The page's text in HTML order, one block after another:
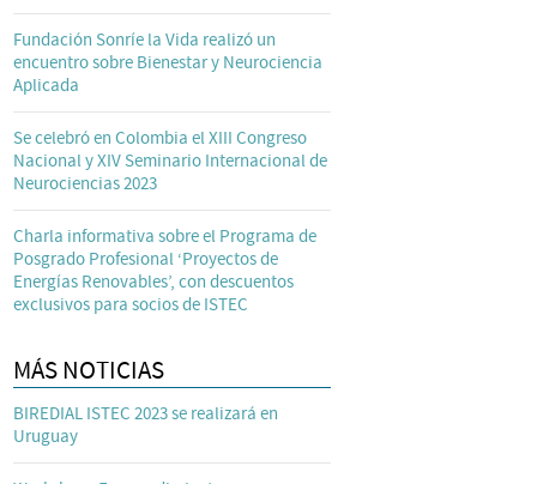
Fundación Sonríe la Vida realizó un
encuentro sobre Bienestar y Neurociencia
Aplicada
Se celebró en Colombia el XIII Congreso
Nacional y XIV Seminario Internacional de
Neurociencias 2023
Charla informativa sobre el Programa de
Posgrado Profesional ‘Proyectos de
Energías Renovables’, con descuentos
exclusivos para socios de ISTEC
MÁS NOTICIAS
BIREDIAL ISTEC 2023 se realizará en
Uruguay